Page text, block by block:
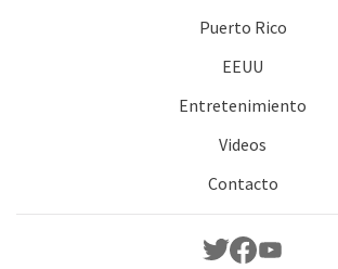
Puerto Rico
EEUU
Entretenimiento
Videos
Contacto